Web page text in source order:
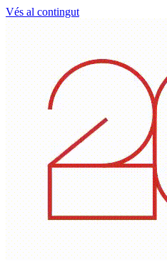
Vés al contingut